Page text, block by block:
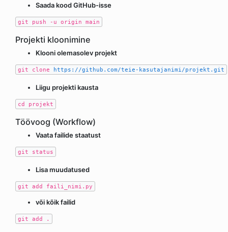
Saada kood GitHub-isse
git push -u origin main
Projekti kloonimine
Klooni olemasolev projekt
git clone https://github.com/teie-kasutajanimi/projekt.git
Liigu projekti kausta
cd projekt
Töövoog (Workflow)
Vaata failide staatust
git status
Lisa muudatused
git add faili_nimi.py
või kõik failid
git add .